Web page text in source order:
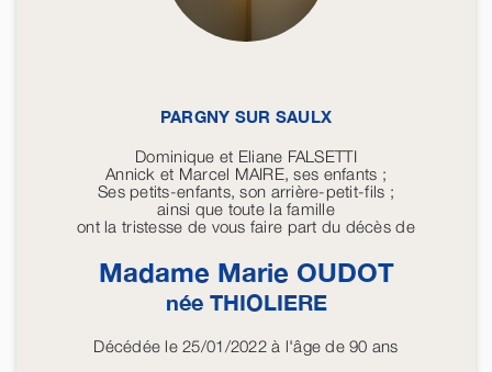
PARGNY SUR SAULX
Dominique et Eliane FALSETTI
Annick et Marcel MAIRE, ses enfants ;
Ses petits-enfants, son arrière-petit-fils ;
ainsi que toute la famille
ont la tristesse de vous faire part du décès de
Madame Marie OUDOT
née THIOLIERE
Décédée le 25/01/2022 à l'âge de 90 ans